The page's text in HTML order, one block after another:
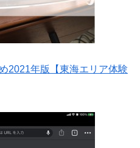
2021年版【東海エリア体験